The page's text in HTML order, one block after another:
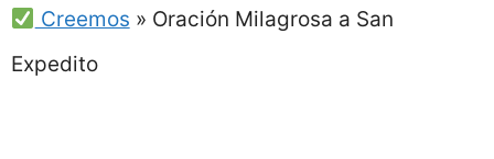
Creemos » Oración Milagrosa a San
Expedito